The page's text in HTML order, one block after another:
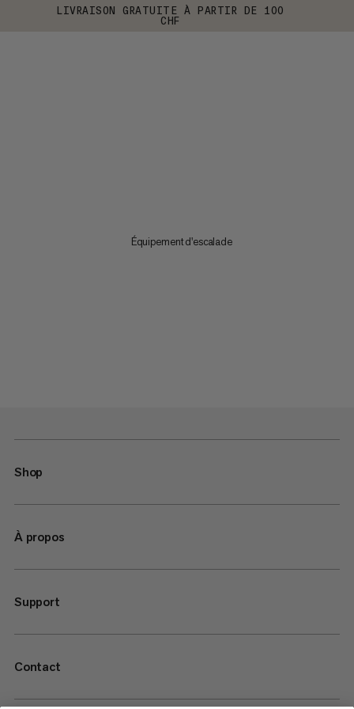
LIVRAISON GRATUITE À PARTIR DE 100
CHF
Équipement d'escalade
Shop
À propos
Support
Contact